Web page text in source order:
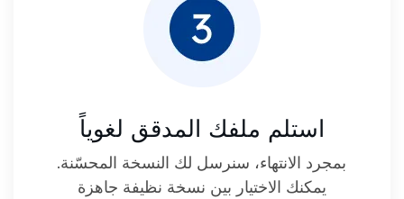
استلم ملفك المدقق لغوياً
بمجرد الانتهاء، سنرسل لك النسخة المحسّنة.
يمكنك الاختيار بين نسخة نظيفة جاهزة